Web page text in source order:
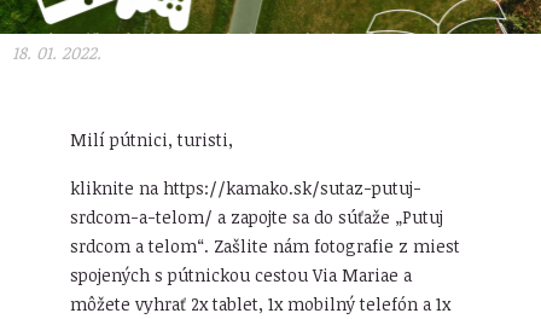
18. 01. 2022.
Milí pútnici, turisti,
kliknite na https://kamako.sk/sutaz-putuj-
srdcom-a-telom/ a zapojte sa do súťaže „Putuj
srdcom a telom“. Zašlite nám fotografie z miest
spojených s pútnickou cestou Via Mariae a
môžete vyhrať 2x tablet, 1x mobilný telefón a 1x